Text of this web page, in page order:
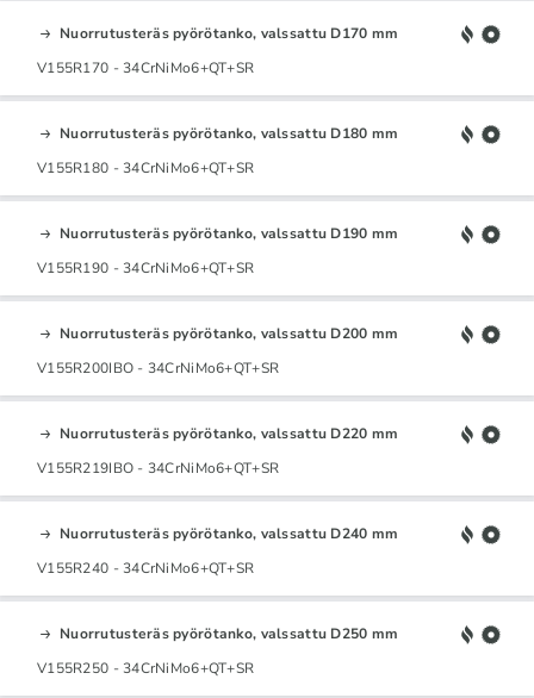
Nuorrutusteräs pyörötanko, valssattu D170 mm
V155R170 - 34CrNiMo6+QT+SR
Nuorrutusteräs pyörötanko, valssattu D180 mm
V155R180 - 34CrNiMo6+QT+SR
Nuorrutusteräs pyörötanko, valssattu D190 mm
V155R190 - 34CrNiMo6+QT+SR
Nuorrutusteräs pyörötanko, valssattu D200 mm
V155R200IBO - 34CrNiMo6+QT+SR
Nuorrutusteräs pyörötanko, valssattu D220 mm
V155R219IBO - 34CrNiMo6+QT+SR
Nuorrutusteräs pyörötanko, valssattu D240 mm
V155R240 - 34CrNiMo6+QT+SR
Nuorrutusteräs pyörötanko, valssattu D250 mm
V155R250 - 34CrNiMo6+QT+SR